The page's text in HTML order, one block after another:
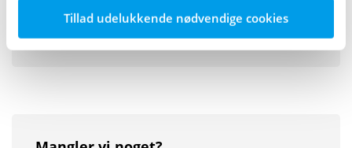
Tillad udelukkende nødvendige cookies
Afsnit om diabetes og hjertesygdom (del 2)